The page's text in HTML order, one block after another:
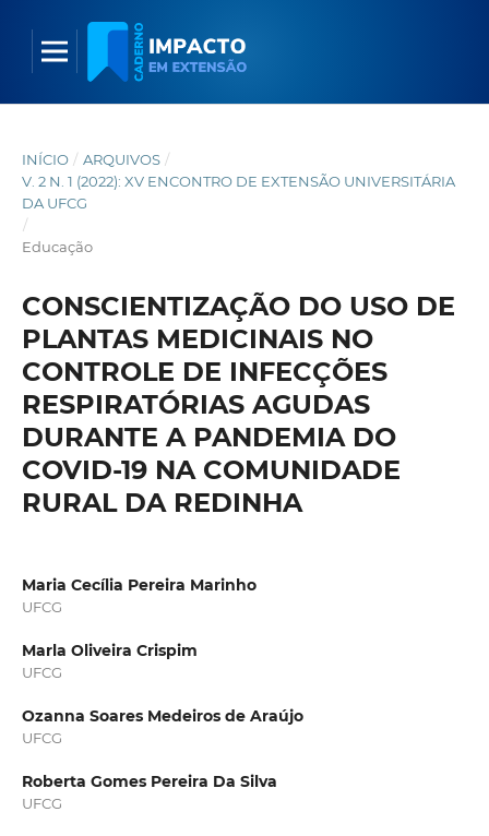
INÍCIO / ARQUIVOS /
V. 2 N. 1 (2022): XV ENCONTRO DE EXTENSÃO UNIVERSITÁRIA
DA UFCG
/
Educação
CONSCIENTIZAÇÃO DO USO DE
PLANTAS MEDICINAIS NO
CONTROLE DE INFECÇÕES
RESPIRATÓRIAS AGUDAS
DURANTE A PANDEMIA DO
COVID-19 NA COMUNIDADE
RURAL DA REDINHA
Maria Cecília Pereira Marinho
UFCG
Marla Oliveira Crispim
UFCG
Ozanna Soares Medeiros de Araújo
UFCG
Roberta Gomes Pereira Da Silva
UFCG